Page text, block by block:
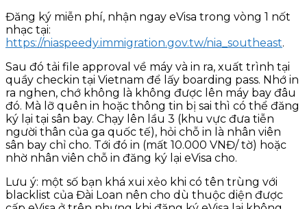
Đăng ký miễn phí, nhận ngay eVisa trong vòng 1 nốt
nhạc tại:
https://niaspeedy.immigration.gov.tw/nia_southeast.
Sau đó tải file approval về máy và in ra, xuất trình tại
quầy checkin tại Vietnam để lấy boarding pass. Nhớ in
ra nghen, chớ không là không được lên máy bay đâu
đó. Mà lỡ quên in hoặc thông tin bị sai thì có thể đăng
ký lại tại sân bay. Chạy lên lầu 3 (khu vực đưa tiễn
người thân của ga quốc tế), hỏi chỗ in là nhân viên
sân bay chỉ cho. Tới đó in (mất 10.000 VNĐ/ tờ) hoặc
nhờ nhân viên chỗ in đăng ký lại eVisa cho.
Lưu ý: một số bạn khá xui xẻo khi có tên trùng với
blacklist của Đài Loan nên cho dù thuộc diện được